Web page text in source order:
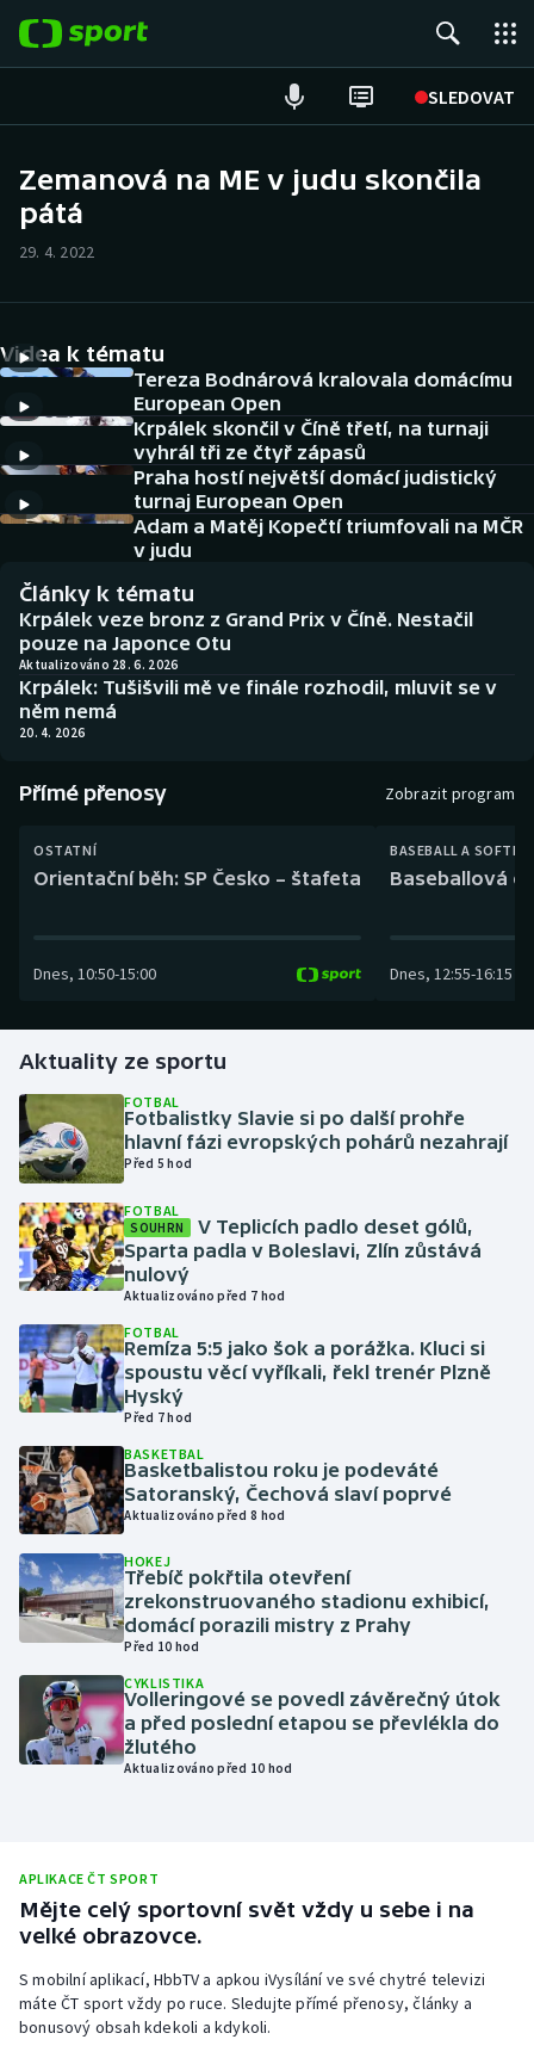
SLEDOVAT
Hokej
Cyklistika
DALŠÍ SPORTY
Americký fotbal
Baseball a softbal
Basketbal
Biatlon
Boby a skeleton
Box
Curling
Golf
Gymnastika
Házená
Jezdectví
Judo
Krasobruslení
Lezení
Lyže a snowboard
Moderní pětiboj
Motorsport
Olympijské hry
Parasport
Plavání
Ragby
Rychlobruslení
Rychlostní kanoistika
Short track
NEPŘEHLÉDNĚTE
Historické návraty
Aplikace ČT sport
AZ kvíz
Zemanová na ME v judu skončila
pátá
29. 4. 2022
Videa k tématu
Tereza Bodnárová kralovala domácímu
European Open
Krpálek skončil v Číně třetí, na turnaji
vyhrál tři ze čtyř zápasů
Praha hostí největší domácí judistický
turnaj European Open
Adam a Matěj Kopečtí triumfovali na MČR
v judu
Články k tématu
Krpálek veze bronz z Grand Prix v Číně. Nestačil
pouze na Japonce Otu
Aktualizováno 28. 6. 2026
Krpálek: Tušišvili mě ve finále rozhodil, mluvit se v
něm nemá
20. 4. 2026
Přímé přenosy Zobrazit program
OSTATNÍ
Orientační běh: SP Česko – štafeta
Dnes, 10:50-15:00
BASEBALL A
Baseballová
Dnes, 12:55-16:15
Aktuality ze sportu
FOTBAL
Fotbalistky Slavie si po další prohře
hlavní fázi evropských pohárů nezahrají
Před 5 hod
FOTBAL
SOUHRN
V Teplicích padlo deset gólů,
Sparta padla v Boleslavi, Zlín zůstává
nulový
Aktualizováno před 7 hod
FOTBAL
Remíza 5:5 jako šok a porážka. Kluci si
spoustu věcí vyříkali, řekl trenér Plzně
Hyský
Před 7 hod
BASKETBAL
Basketbalistou roku je podeváté
Satoranský, Čechová slaví poprvé
Aktualizováno před 8 hod
HOKEJ
Třebíč pokřtila otevření
zrekonstruovaného stadionu exhibicí,
domácí porazili mistry z Prahy
Před 10 hod
CYKLISTIKA
Volleringové se povedl závěrečný útok
a před poslední etapou se převlékla do
žlutého
Aktualizováno před 10 hod
APLIKACE ČT SPORT
Mějte celý sportovní svět vždy u sebe i na
velké obrazovce.
S mobilní aplikací, HbbTV a apkou iVysílání ve své chytré televizi
máte ČT sport vždy po ruce. Sledujte přímé přenosy, články a
bonusový obsah kdekoli a kdykoli.